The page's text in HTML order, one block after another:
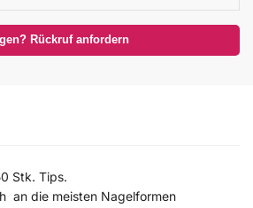
Rückruf anfordern
Stk. Tips.
an die meisten Nagelformen